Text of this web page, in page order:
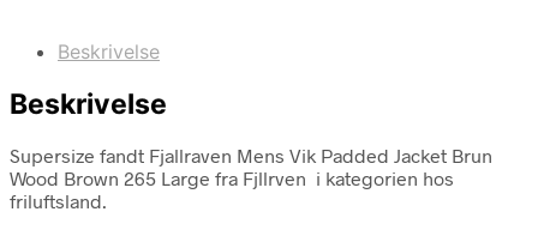
Beskrivelse
Beskrivelse
Supersize fandt Fjallraven Mens Vik Padded Jacket Brun
Wood Brown 265 Large fra Fjllrven i kategorien hos
friluftsland.